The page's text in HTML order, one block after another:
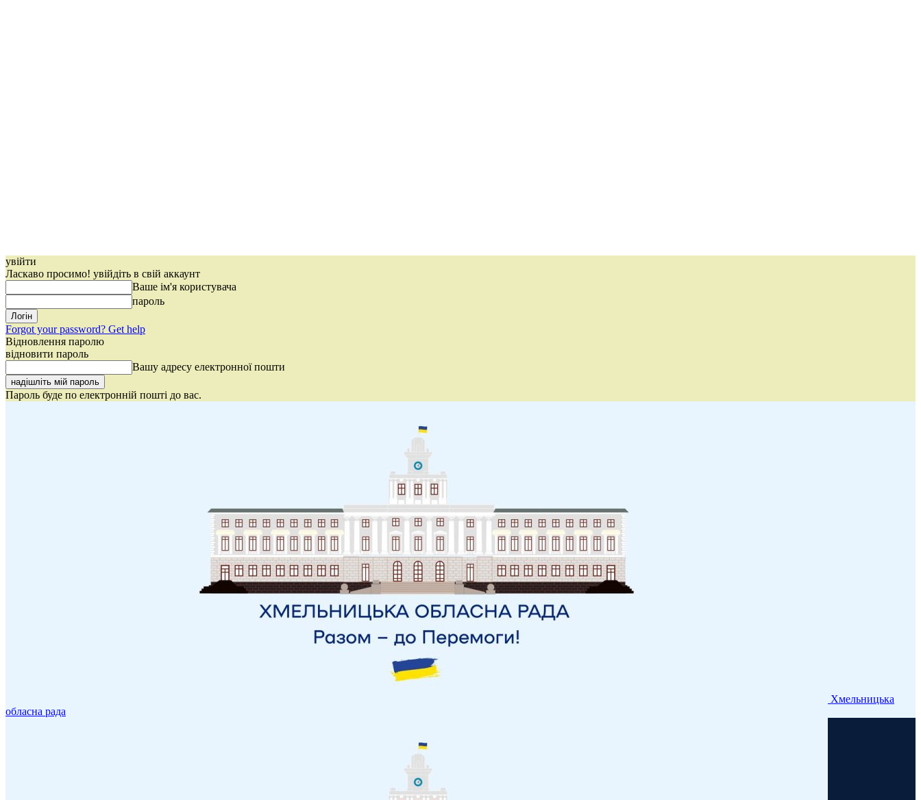
увійти
Ласкаво просимо! увійдіть в свій аккаунт
Ваше ім'я користувача
пароль
Forgot your password? Get help
Відновлення паролю
відновити пароль
Вашу адресу електронної пошти
Пароль буде по електронній пошті до вас.
Хмельницька
обласна рада